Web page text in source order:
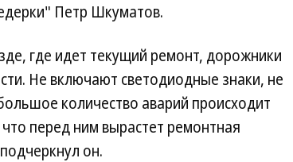
Петр Шкуматов.
где идет текущий ремонт, дорожники
Не включают светодиодные знаки, не
количество аварий происходит
перед ним вырастет ремонтная
он.